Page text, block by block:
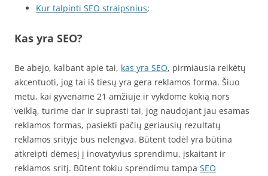
Kur talpinti SEO straipsnius;
Kas yra SEO?
Be abejo, kalbant apie tai, kas yra SEO, pirmiausia reikėtų
akcentuoti, jog tai iš tiesų yra gera reklamos forma. Šiuo
metu, kai gyvename 21 amžiuje ir vykdome kokią nors
veiklą, turime dar ir suprasti tai, jog naudojant jau esamas
reklamos formas, pasiekti pačių geriausių rezultatų
reklamos srityje bus nelengva. Būtent todėl yra būtina
atkreipti dėmesį į inovatyvius sprendimu, įskaitant ir
reklamos sritį. Būtent tokiu sprendimu tampa SEO